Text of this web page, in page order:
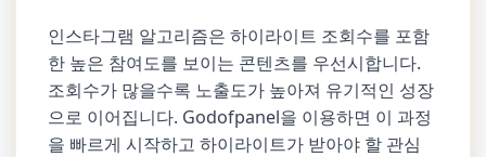
인스타그램 알고리즘은 하이라이트 조회수를 포함
한 높은 참여도를 보이는 콘텐츠를 우선시합니다.
조회수가 많을수록 노출도가 높아져 유기적인 성장
으로 이어집니다. Godofpanel을 이용하면 이 과정
을 빠르게 시작하고 하이라이트가 받아야 할 관심